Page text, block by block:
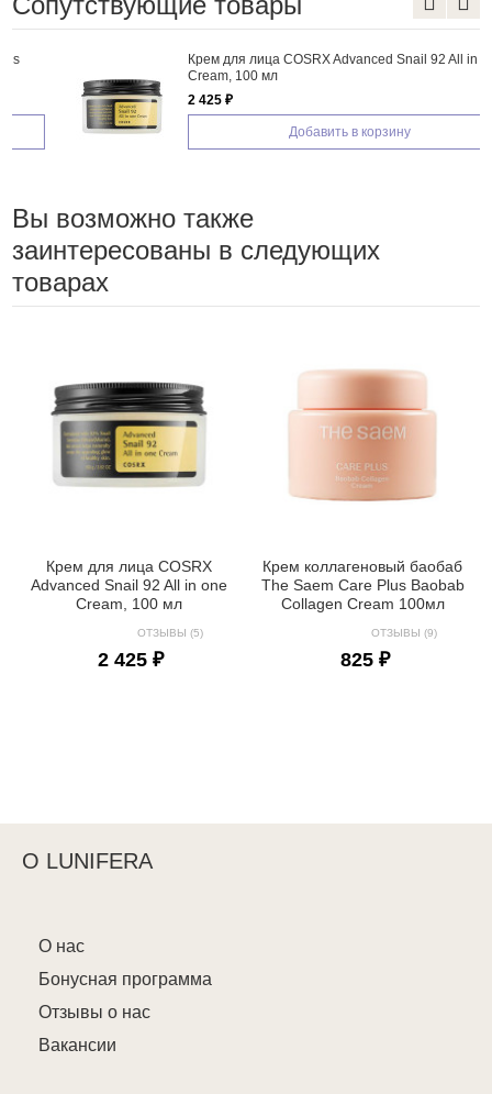
Крем для лица COSRX Advanced Snail 92 All in one
Cream, 100 мл
2 425 ₽
Добавить в корзину
Вы возможно также
заинтересованы в следующих
товарах
Крем для лица COSRX
Advanced Snail 92 All in one
Cream, 100 мл
ОТЗЫВЫ (5)
2 425 ₽
Крем коллагеновый баобаб
The Saem Care Plus Baobab
Collagen Cream 100мл
ОТЗЫВЫ (9)
825 ₽
О LUNIFERA
О нас
Бонусная программа
Отзывы о нас
Вакансии